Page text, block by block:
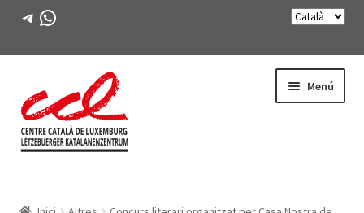
Telegram
WhatsApp
navegació
al
contingut
Menú